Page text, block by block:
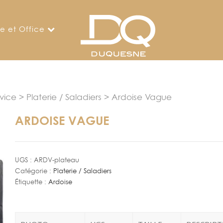
et Office
> Platerie / Saladiers > Ardoise Vague
ARDOISE VAGUE
UGS : ARDV-plateau
Catégorie : Platerie / Saladiers
Étiquette : Ardoise